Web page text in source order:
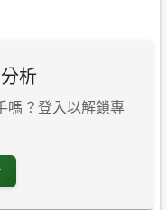
析
嗎？登入以解鎖專